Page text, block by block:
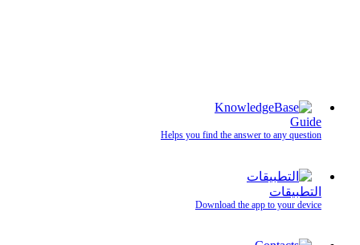
Guide
Helps you find the answer to any question
التطبيقات
Download the app to your device